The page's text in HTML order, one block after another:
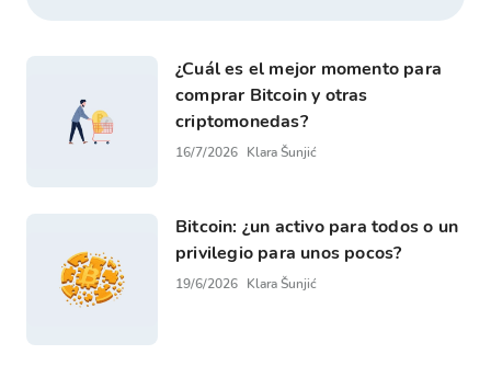
¿Cuál es el mejor momento para
comprar Bitcoin y otras
criptomonedas?
16/7/2026 Klara Šunjić
Bitcoin: ¿un activo para todos o un
privilegio para unos pocos?
19/6/2026 Klara Šunjić